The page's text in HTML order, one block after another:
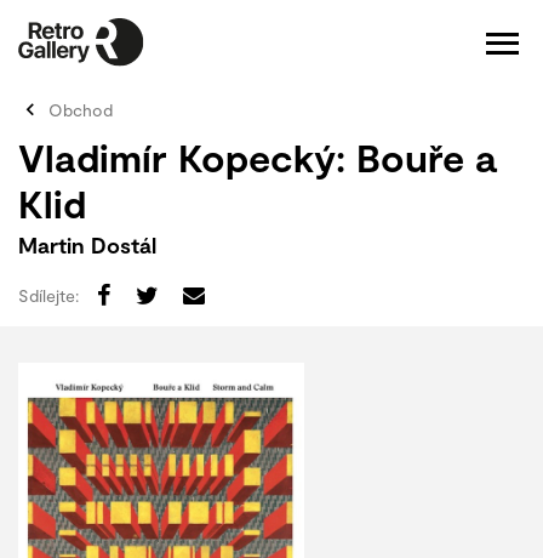
Obchod
Vladimír Kopecký: Bouře a
Klid
Martin Dostál
Sdílejte: